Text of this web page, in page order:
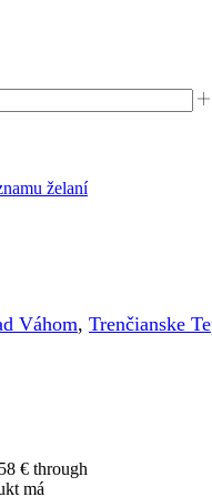
želaní
Váhom, Trenčianske
€ through
má